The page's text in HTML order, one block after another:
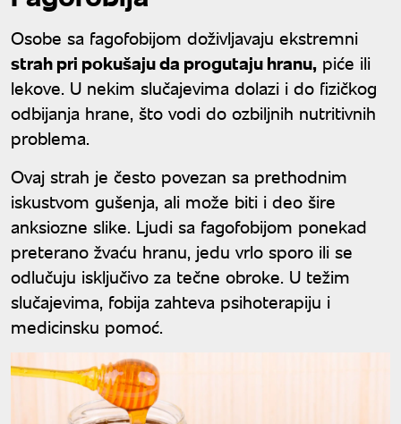
Osobe sa fagofobijom doživljavaju ekstremni
strah pri pokušaju da progutaju hranu, piće ili
lekove. U nekim slučajevima dolazi i do fizičkog
odbijanja hrane, što vodi do ozbiljnih nutritivnih
problema.
Ovaj strah je često povezan sa prethodnim
iskustvom gušenja, ali može biti i deo šire
anksiozne slike. Ljudi sa fagofobijom ponekad
preterano žvaću hranu, jedu vrlo sporo ili se
odlučuju isključivo za tečne obroke. U težim
slučajevima, fobija zahteva psihoterapiju i
medicinsku pomoć.